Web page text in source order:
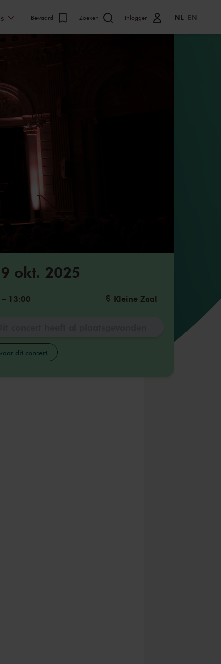
Bewaard Zoeken Inloggen NL EN
okt. 2025
– 13:00 Kleine Zaal
dit concert